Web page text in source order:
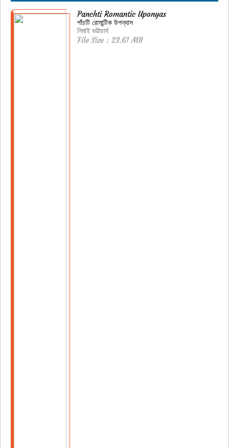
Panchti Romantic Uponyas
পাঁচটি রোমান্টিক উপন্যাস
নিমাই ভট্টাচার্য
File Size : 23.61 MB